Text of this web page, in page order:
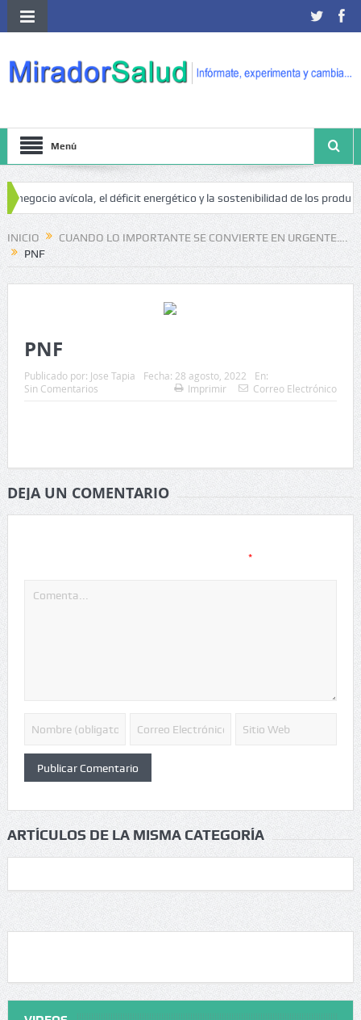
Menú
avícola, el déficit energético y la sostenibilidad de los
de cáncer
INICIO
CUANDO LO IMPORTANTE SE CONVIERTE EN URGENTE….
PNF
PNF
Publicado por: Jose Tapia Fecha: 28 agosto, 2022
En:
Sin Comentarios
Imprimir Correo Electrónico
DEJA UN COMENTARIO
*
ARTÍCULOS DE LA MISMA CATEGORÍA